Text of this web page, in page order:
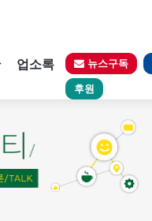
업소록 뉴스구독
후원